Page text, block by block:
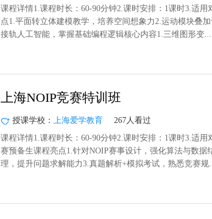
课程详情1.课程时长：60-90分钟2.课时安排：1课时3.适用
点1.平面转立体建模教学，培养空间想象力2.运动模块叠
接轨人工智能，掌握基础编程逻辑核心内容1.三维图形变...
上海NOIP竞赛特训班
授课学校： 上海爱学教育
267人看过
课程详情1.课程时长：60-90分钟2.课时安排：1课时3.适
赛预备生课程亮点1.针对NOIP赛事设计，强化算法与数据
理，提升问题求解能力3.真题解析+模拟考试，熟悉竞赛规